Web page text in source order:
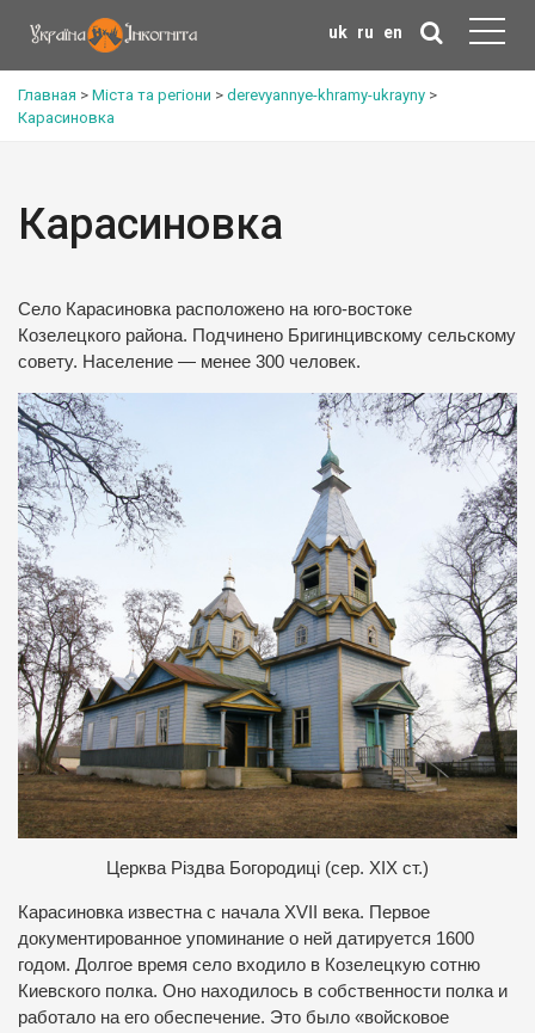
uk ru en
Главная > Міста та регіони > derevyannye-khramy-ukrayny >
Карасиновка
Карасиновка
Село Карасиновка расположено на юго-востоке
Козелецкого района. Подчинено Бригинцивскому сельскому
совету. Население — менее 300 человек.
Церква Різдва Богородиці (сер. ХІХ ст.)
Карасиновка известна с начала XVII века. Первое
документированное упоминание о ней датируется 1600
годом. Долгое время село входило в Козелецкую сотню
Киевского полка. Оно находилось в собственности полка и
работало на его обеспечение. Это было «войсковое